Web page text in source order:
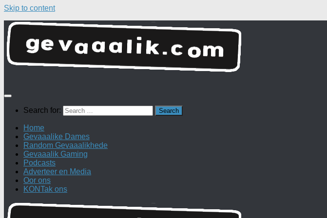
Skip to content
Search for:
Home
Gevaaalike Dames
Random Gevaaalikhede
Gevaaalik Gaming
Podcasts
Adverteer en Media
Oor ons
KONTak ons